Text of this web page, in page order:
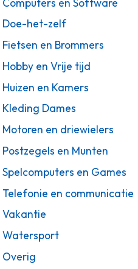
Computers en Software
Doe-het-zelf
Fietsen en Brommers
Hobby en Vrije tijd
Huizen en Kamers
Kleding Dames
Motoren en driewielers
Postzegels en Munten
Spelcomputers en Games
Telefonie en communicatie
Vakantie
Watersport
Overig